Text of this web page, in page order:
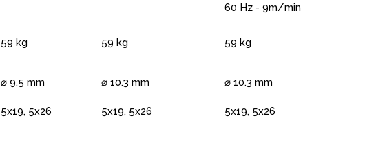
60 Hz - 9m/min
59 kg 59 kg 59 kg
⌀ 9.5 mm
5x19, 5x26
⌀ 10.3 mm
5x19, 5x26
⌀ 10.3 mm
5x19, 5x26